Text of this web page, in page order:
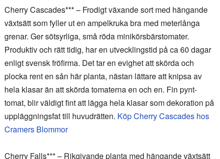
Cherry Cascades*** – Frodigt växande sort med hängande
växtsätt som fyller ut en ampelkruka bra med meterlånga
grenar. Ger sötsyrliga, små röda minikörsbärstomater.
Produktiv och rätt tidig, har en utvecklingstid på ca 60 dagar
enligt svensk fröfirma. Det tar en evighet att skörda och
plocka rent en sån här planta, nästan lättare att knipsa av
hela klasar än att skörda tomaterna en och en. Fin pynt-
tomat, blir väldigt fint att lägga hela klasar som dekoration på
uppläggningsfat till huvudrätten. Köp Cherry Cascades hos
Cramers Blommor
Cherry Falls*** – Rikgivande planta med hängande växtsätt